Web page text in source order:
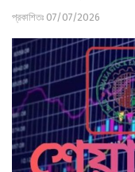
প্রকাশিতঃ 07/07/2026